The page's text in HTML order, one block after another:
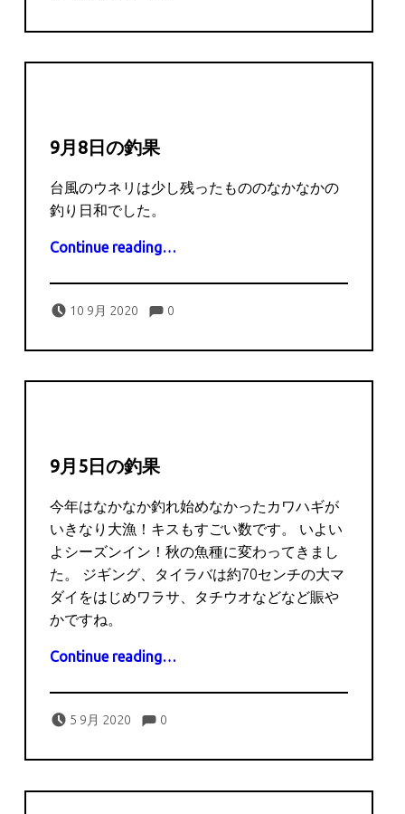
9月8日の釣果
台風のウネリは少し残ったもののなかなかの
釣り日和でした。
Continue reading“9月8日の釣果”
…
10 9月 2020
captains Comments:0
9月5日の釣果
今年はなかなか釣れ始めなかったカワハギが
いきなり大漁！キスもすごい数です。 いよい
よシーズンイン！秋の魚種に変わってきまし
た。 ジギング、タイラバは約70センチの大マ
ダイをはじめワラサ、タチウオなどなど賑や
かですね。
Continue reading“9月5日の釣果”
…
5 9月 2020
captains Comments:0